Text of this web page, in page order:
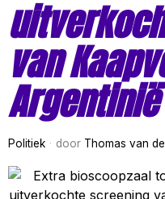
van
Argentinië
Politiek door Thomas van